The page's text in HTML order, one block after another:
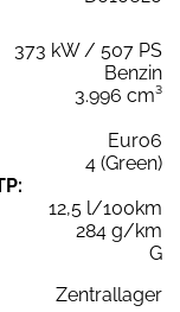
373 kW / 507 PS
Benzin
3.996 cm³
Euro6
4 (Green)
12,5 l/100km
284 g/km
G
Zentrallager